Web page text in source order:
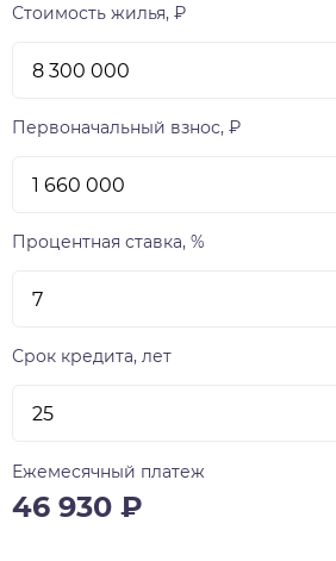
Стоимость жилья, ₽
Первоначальный взнос, ₽
Процентная ставка, %
Срок кредита, лет
Ежемесячный платеж
46 930 ₽